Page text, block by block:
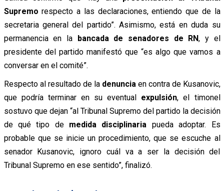
Supremo respecto a las declaraciones, entiendo que de la
secretaria general del partido”. Asimismo, está en duda su
permanencia en la bancada de senadores de RN, y el
presidente del partido manifestó que “es algo que vamos a
conversar en el comité”.
Respecto al resultado de la denuncia en contra de Kusanovic,
que podría terminar en su eventual expulsión, el timonel
sostuvo que dejan “al Tribunal Supremo del partido la decisión
de qué tipo de medida disciplinaria pueda adoptar. Es
probable que se inicie un procedimiento, que se escuche al
senador Kusanovic, ignoro cuál va a ser la decisión del
Tribunal Supremo en ese sentido”, finalizó.